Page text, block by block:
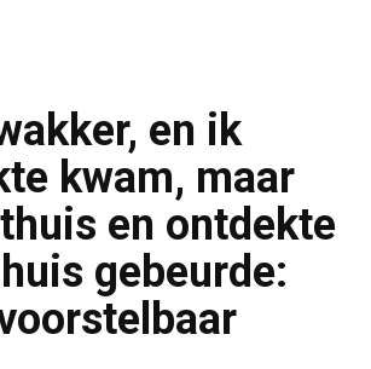
en ik
kwam, maar
en ontdekte
gebeurde: